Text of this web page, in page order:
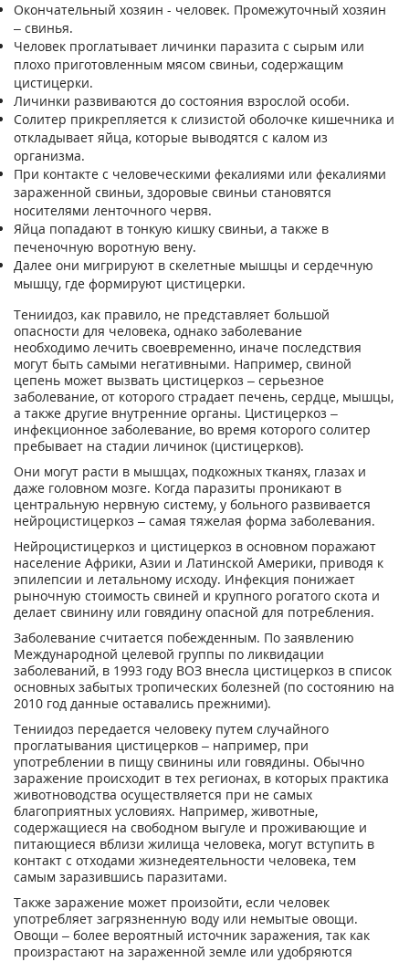
Окончательный хозяин - человек. Промежуточный хозяин
– свинья.
Человек проглатывает личинки паразита с сырым или
плохо приготовленным мясом свиньи, содержащим
цистицерки.
Личинки развиваются до состояния взрослой особи.
Солитер прикрепляется к слизистой оболочке кишечника и
откладывает яйца, которые выводятся с калом из
организма.
При контакте с человеческими фекалиями или фекалиями
зараженной свиньи, здоровые свиньи становятся
носителями ленточного червя.
Яйца попадают в тонкую кишку свиньи, а также в
печеночную воротную вену.
Далее они мигрируют в скелетные мышцы и сердечную
мышцу, где формируют цистицерки.
Тениидоз, как правило, не представляет большой
опасности для человека, однако заболевание
необходимо лечить своевременно, иначе последствия
могут быть самыми негативными. Например, свиной
цепень может вызвать цистицеркоз – серьезное
заболевание, от которого страдает печень, сердце, мышцы,
а также другие внутренние органы. Цистицеркоз –
инфекционное заболевание, во время которого солитер
пребывает на стадии личинок (цистицерков).
Они могут расти в мышцах, подкожных тканях, глазах и
даже головном мозге. Когда паразиты проникают в
центральную нервную систему, у больного развивается
нейроцистицеркоз – самая тяжелая форма заболевания.
Нейроцистицеркоз и цистицеркоз в основном поражают
население Африки, Азии и Латинской Америки, приводя к
эпилепсии и летальному исходу. Инфекция понижает
рыночную стоимость свиней и крупного рогатого скота и
делает свинину или говядину опасной для потребления.
Заболевание считается побежденным. По заявлению
Международной целевой группы по ликвидации
заболеваний, в 1993 году ВОЗ внесла цистицеркоз в список
основных забытых тропических болезней (по состоянию на
2010 год данные оставались прежними).
Тениидоз передается человеку путем случайного
проглатывания цистицерков – например, при
употреблении в пищу свинины или говядины. Обычно
заражение происходит в тех регионах, в которых практика
животноводства осуществляется при не самых
благоприятных условиях. Например, животные,
содержащиеся на свободном выгуле и проживающие и
питающиеся вблизи жилища человека, могут вступить в
контакт с отходами жизнедеятельности человека, тем
самым заразившись паразитами.
Также заражение может произойти, если человек
употребляет загрязненную воду или немытые овощи.
Овощи – более вероятный источник заражения, так как
произрастают на зараженной земле или удобряются